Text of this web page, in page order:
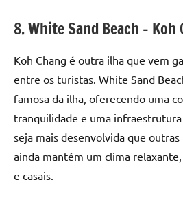
8. White Sand Beach – Koh
Koh Chang é outra ilha que vem
entre os turistas. White Sand
famosa da ilha, oferecendo uma
tranquilidade e uma
seja mais desenvolvida que outras
ainda mantém um clima
e casais.